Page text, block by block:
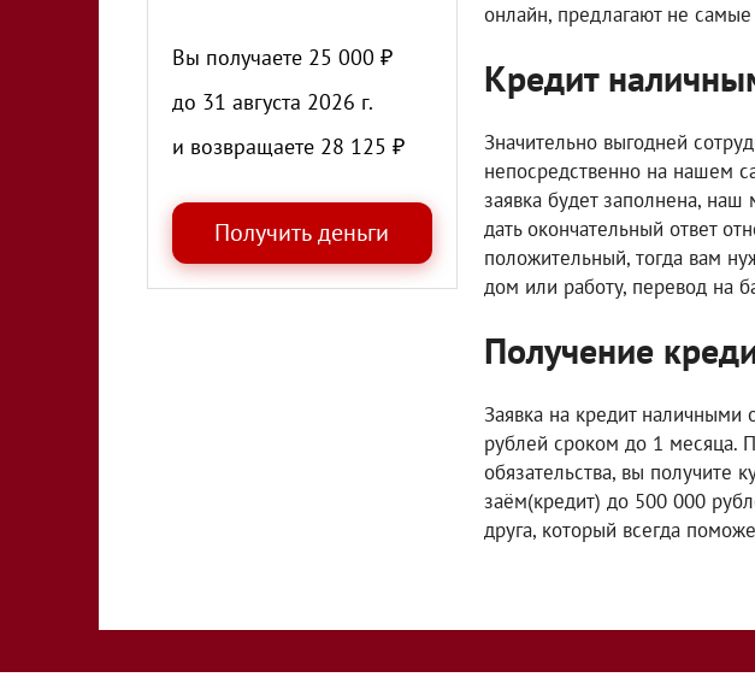
Вы получаете 25 000 ₽
до 31 августа 2026 г.
и возвращаете 28 125 ₽
онлайн, предлагают не
Кредит
Значительно выгодней
непосредственно на нашем
заявка будет заполнена,
дать окончательный ответ
положительный, тогда вам
дом или работу, перевод на
Получение
Заявка на кредит
рублей сроком до 1 месяца.
обязательства, вы получите
заём(кредит) до 500 000
друга, который всегда